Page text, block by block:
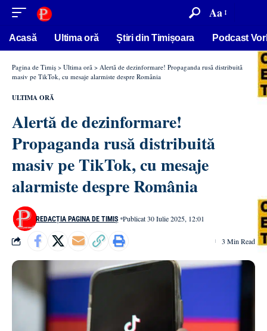
conținut Aa
Acasă Ultima oră Știri din Timișoara Podcast
Pagina de Timiș > Ultima oră > Alertă de dezinformare! Propaganda rusă distribuită
masiv pe TikTok, cu mesaje alarmiste despre România
ULTIMA ORĂ
Alertă de dezinformare!
Propaganda rusă distribuită
masiv pe TikTok, cu mesaje
alarmiste despre România
REDACȚIA PAGINA DE TIMIȘ Publicat 30 Iulie 2025, 12:01
3 Min Read